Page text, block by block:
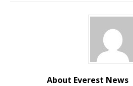
About Everest News